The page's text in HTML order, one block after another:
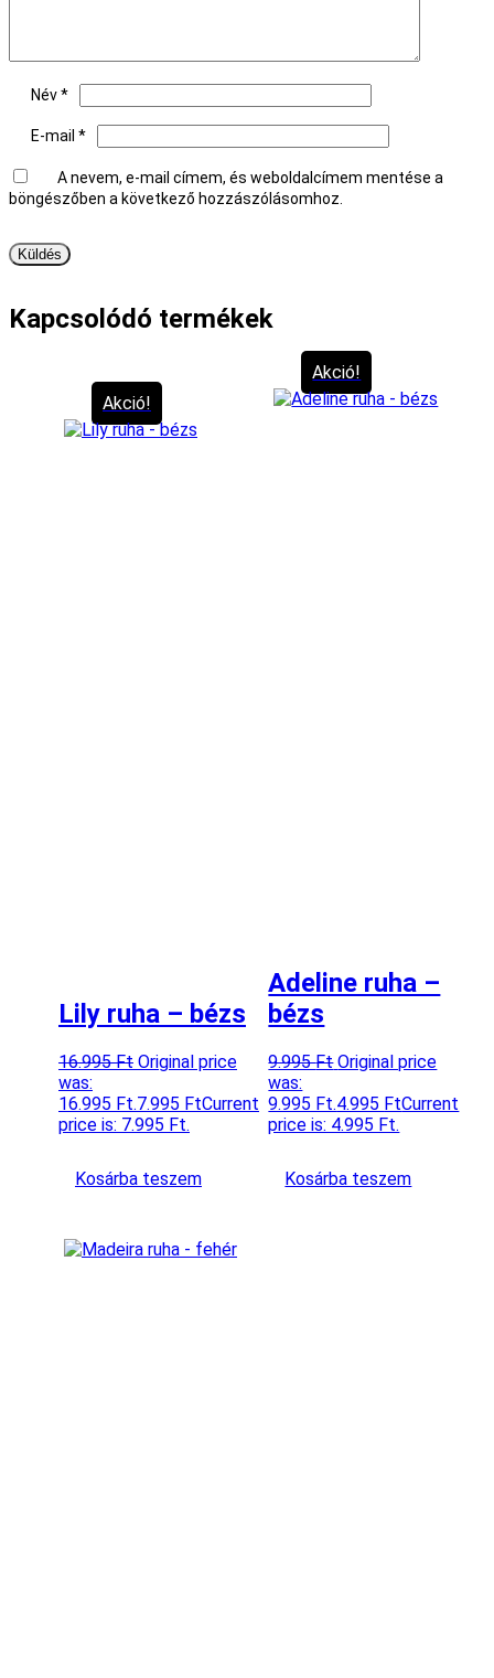
Név*
E-mail *
A nevem, e-mail címem, és weboldalcímem mentése a
böngészőben a következő hozzászólásomhoz.
Kapcsolódó termékek
Akció!
Lily ruha – bézs
16.995Ft Original price
was:
16.995 Ft.7.995 FtCurrent
price is: 7.995 Ft.
Kosárba teszem
Akció!
Adeline ruha –
bézs
9.995Ft Original price
was:
9.995 Ft.4.995 FtCurrent
price is: 4.995 Ft.
Kosárba teszem